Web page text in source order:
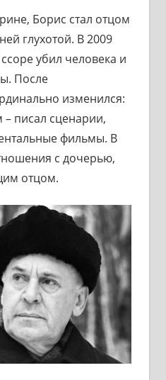
Борис стал отцом
глухотой. В 2009
убил человека и
После
изменился:
– писал сценарии,
фильмы. В
с дочерью,
отцом.